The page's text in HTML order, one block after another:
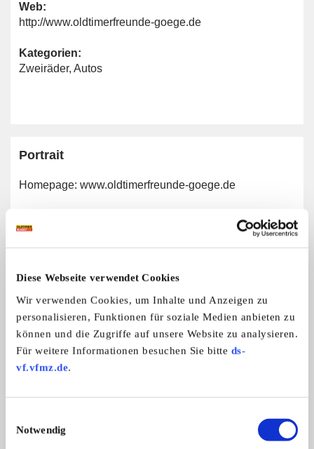
Diese Webseite verwendet Cookies
Wir verwenden Cookies, um Inhalte und Anzeigen zu
personalisieren, Funktionen für soziale Medien anbieten zu
können und die Zugriffe auf unsere Website zu analysieren.
Für weitere Informationen besuchen Sie bitte ds-
vf.vfmz.de.
Notwendig
Web:
http://www.oldtimerfreunde-goege.de
Kategorien:
Zweiräder, Autos
Portrait
Homepage: www.oldtimerfreunde-goege.de
Automarken:
Zweiradmarken:
Alle Marken